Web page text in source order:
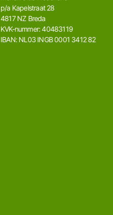
p/a Kapelstraat 28
4817 NZ Breda
KVK-nummer: 40483119
IBAN: NL03 INGB 0001 3412 82